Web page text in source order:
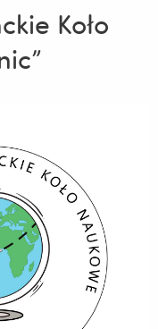
Koło